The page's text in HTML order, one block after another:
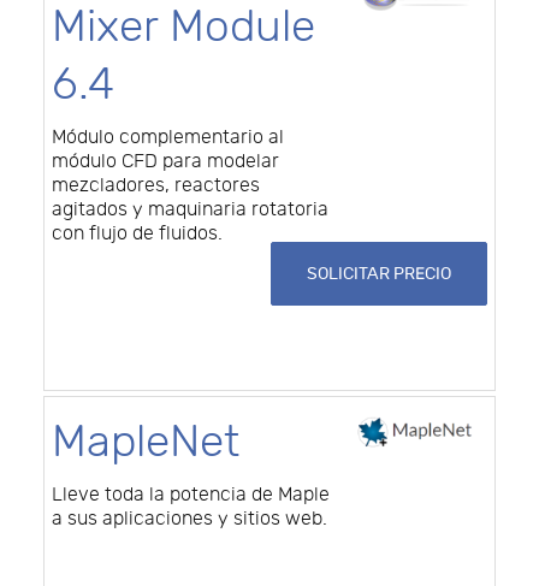
Mixer Module
6.4
Módulo complementario al
módulo CFD para modelar
mezcladores, reactores
agitados y maquinaria rotatoria
con flujo de fluidos.
SOLICITAR PRECIO
MapleNet
Lleve toda la potencia de Maple
a sus aplicaciones y sitios web.